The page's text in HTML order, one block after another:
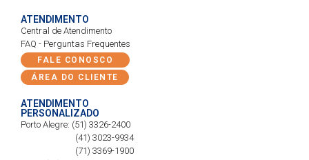
ATENDIMENTO
Central de Atendimento
FAQ - Perguntas Frequentes
FALE CONOSCO
ÁREA DO CLIENTE
ATENDIMENTO
PERSONALIZADO
Porto Alegre: (51) 3326-2400
(41) 3023-9934
(71) 3369-1900